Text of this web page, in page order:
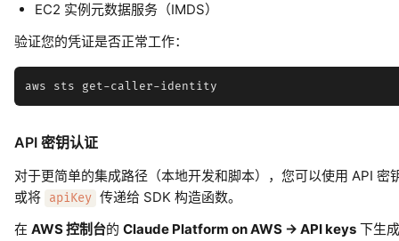
EC2 实例元数据服务（IMDS）
验证您的凭证是否正常工作：
API 密钥认证
对于更简单的集成路径（本地开发和脚本），您可以使用 API
或将
apiKey 传递给 SDK 构造函数。
在 AWS 控制台的 Claude Platform on AWS -> API keys 下生